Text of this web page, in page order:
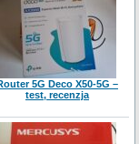
5G Deco X50-5G –
test, recenzja